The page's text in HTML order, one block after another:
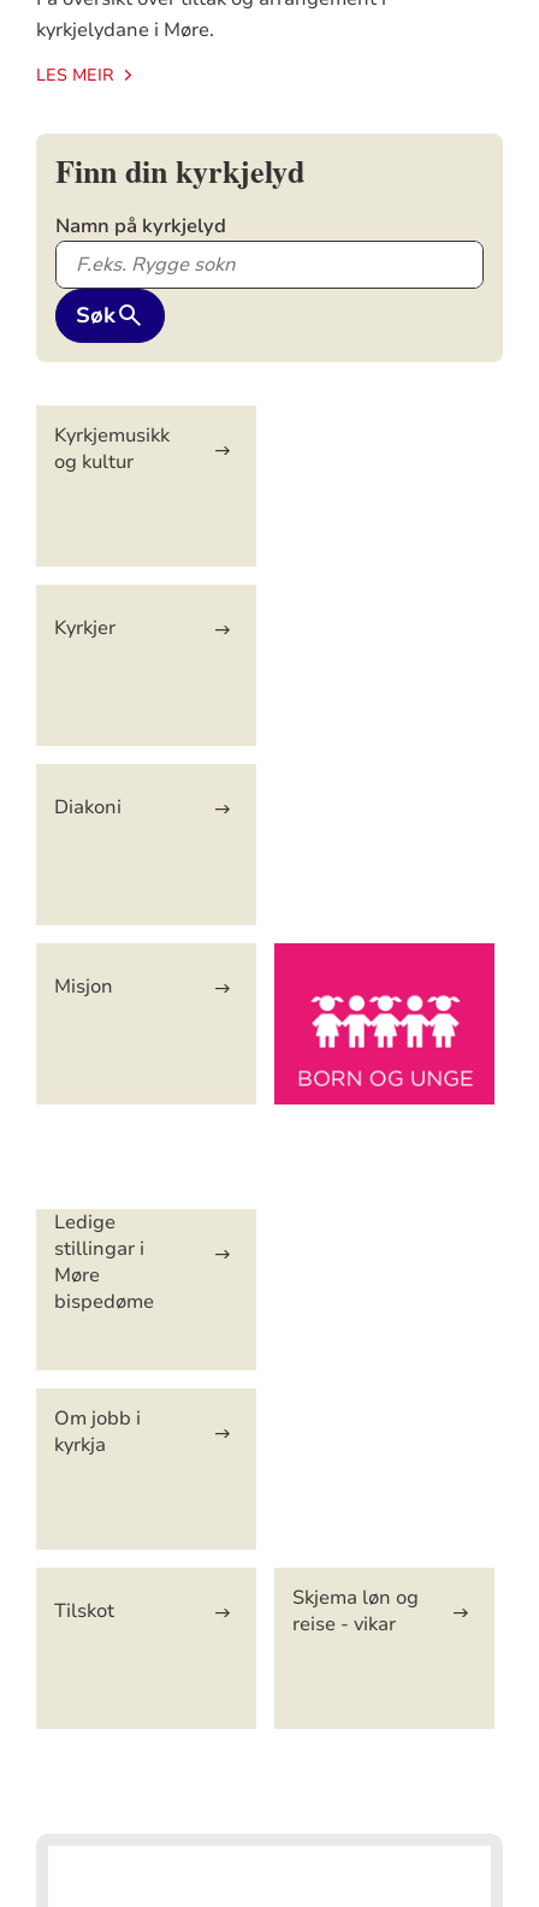
kyrkjelydane i Møre.
LES MEIR
Finn din kyrkjelyd
Namn på kyrkjelyd
Søk
Artikkelsnarveger
Kyrkjemusikk
og kultur
Kyrkjer
Diakoni
Misjon
Artikkelsnarveger
Ledige
stillingar i
Møre
bispedøme
Om jobb i
kyrkja
Tilskot
Skjema løn og
reise - vikar